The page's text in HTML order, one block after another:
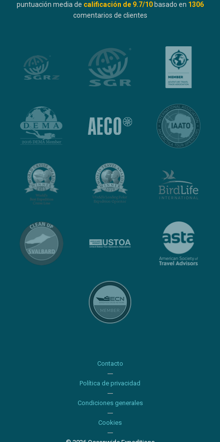
puntuación media de calificación de 9.7/10 basado en 1306
comentarios de clientes
Contacto
Política de privacidad
Condiciones generales
Cookies